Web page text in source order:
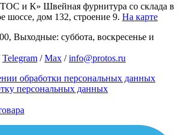
и К» Швейная фурнитура со склада в
шоссе, дом 132, строение 9. На карте
Выходные: суббота, воскресенье и
Telegram /Max /info@protos.ru
обработки персональных данных
персональных данных